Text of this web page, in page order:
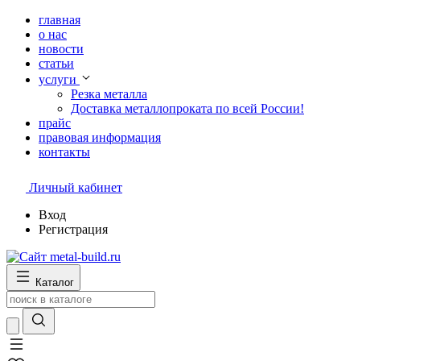
главная
о нас
новости
статьи
услуги
Резка металла
Доставка металлопроката по всей России!
прайс
правовая информация
контакты
Личный кабинет
Вход
Регистрация
Каталог